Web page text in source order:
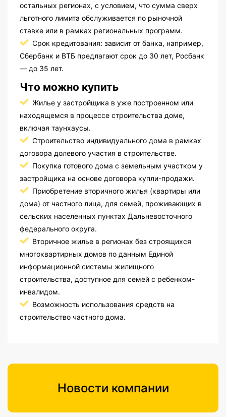
остальных регионах, с условием, что сумма сверх
льготного лимита обслуживается по рыночной
ставке или в рамках региональных программ.
Срок кредитования: зависит от банка, например,
Сбербанк и ВТБ предлагают срок до 30 лет, Росбанк
— до 35 лет.
Что можно купить
Жилье у застройщика в уже построенном или
находящемся в процессе строительства доме,
включая таунхаусы.
Строительство индивидуального дома в рамках
договора долевого участия в строительстве.
Покупка готового дома с земельным участком у
застройщика на основе договора купли-продажи.
Приобретение вторичного жилья (квартиры или
дома) от частного лица, для семей, проживающих в
сельских населенных пунктах Дальневосточного
федерального округа.
Вторичное жилье в регионах без строящихся
многоквартирных домов по данным Единой
информационной системы жилищного
строительства, доступное для семей с ребенком-
инвалидом.
Возможность использования средств на
строительство частного дома.
Новости компании